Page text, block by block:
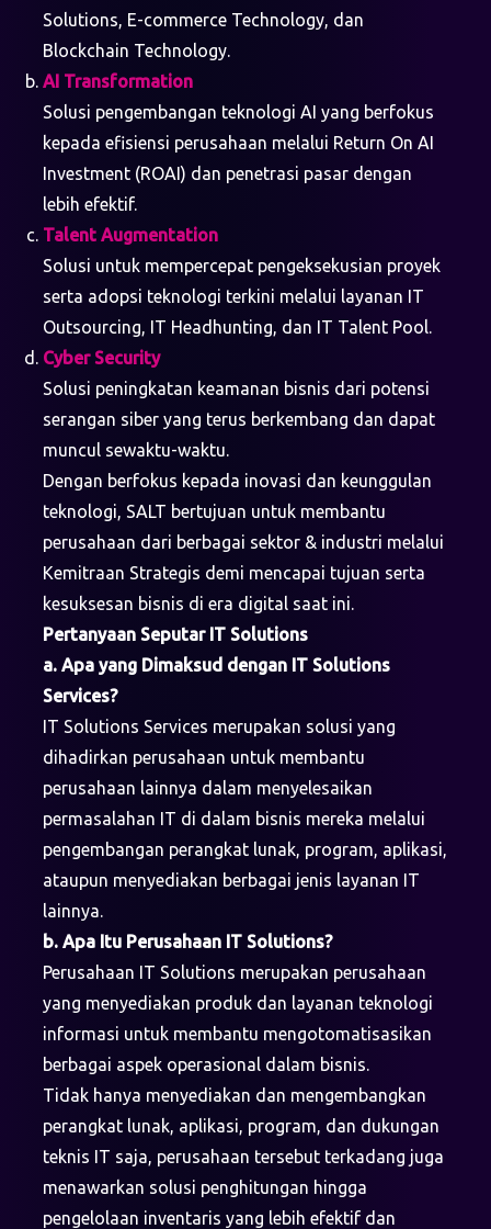
Solutions, E-commerce Technology, dan
Blockchain Technology.
AI Transformation
Solusi pengembangan teknologi AI yang berfokus
kepada efisiensi perusahaan melalui Return On AI
Investment (ROAI) dan penetrasi pasar dengan
lebih efektif.
Talent Augmentation
Solusi untuk mempercepat pengeksekusian proyek
serta adopsi teknologi terkini melalui layanan IT
Outsourcing, IT Headhunting, dan IT Talent Pool.
Cyber Security
Solusi peningkatan keamanan bisnis dari potensi
serangan siber yang terus berkembang dan dapat
muncul sewaktu-waktu.
Dengan berfokus kepada inovasi dan keunggulan
teknologi, SALT bertujuan untuk membantu
perusahaan dari berbagai sektor & industri melalui
Kemitraan Strategis demi mencapai tujuan serta
kesuksesan bisnis di era digital saat ini.
Pertanyaan Seputar IT Solutions
a. Apa yang Dimaksud dengan IT Solutions
Services?
IT Solutions Services merupakan solusi yang
dihadirkan perusahaan untuk membantu
perusahaan lainnya dalam menyelesaikan
permasalahan IT di dalam bisnis mereka melalui
pengembangan perangkat lunak, program, aplikasi,
ataupun menyediakan berbagai jenis layanan IT
lainnya.
b. Apa Itu Perusahaan IT Solutions?
Perusahaan IT Solutions merupakan perusahaan
yang menyediakan produk dan layanan teknologi
informasi untuk membantu mengotomatisasikan
berbagai aspek operasional dalam bisnis.
Tidak hanya menyediakan dan mengembangkan
perangkat lunak, aplikasi, program, dan dukungan
teknis IT saja, perusahaan tersebut terkadang juga
menawarkan solusi penghitungan hingga
pengelolaan inventaris yang lebih efektif dan